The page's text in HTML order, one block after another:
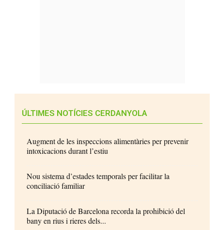
ÚLTIMES NOTÍCIES CERDANYOLA
Augment de les inspeccions alimentàries per prevenir
intoxicacions durant l’estiu
Nou sistema d’estades temporals per facilitar la
conciliació familiar
La Diputació de Barcelona recorda la prohibició del
bany en rius i rieres dels...